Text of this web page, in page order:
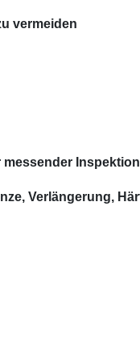
vermeiden
Inspektion
Verlängerung,